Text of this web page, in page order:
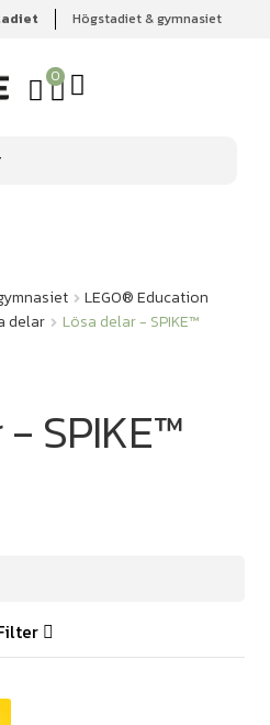
Högstadiet & gymnasiet
0
LEGO® Education
LEGO® Education
delar
Lösa delar - SPIKE™
SPIKE™